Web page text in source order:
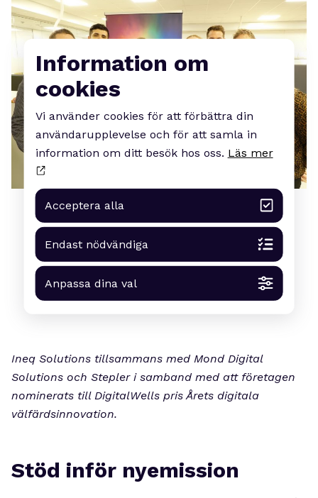
Ineq Solutions tillsammans med Mond Digital
Solutions och Stepler i samband med att företagen
nominerats till DigitalWells pris Årets digitala
välfärdsinnovation.
Stöd inför nyemission
Information om
cookies
Vi använder cookies för att förbättra din
användarupplevelse och för att samla in
information om ditt besök hos oss. Läs mer
Acceptera alla
Endast nödvändiga
Anpassa dina val